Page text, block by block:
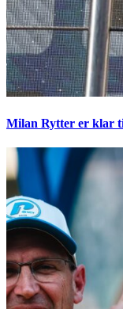
Milan Rytter er klar